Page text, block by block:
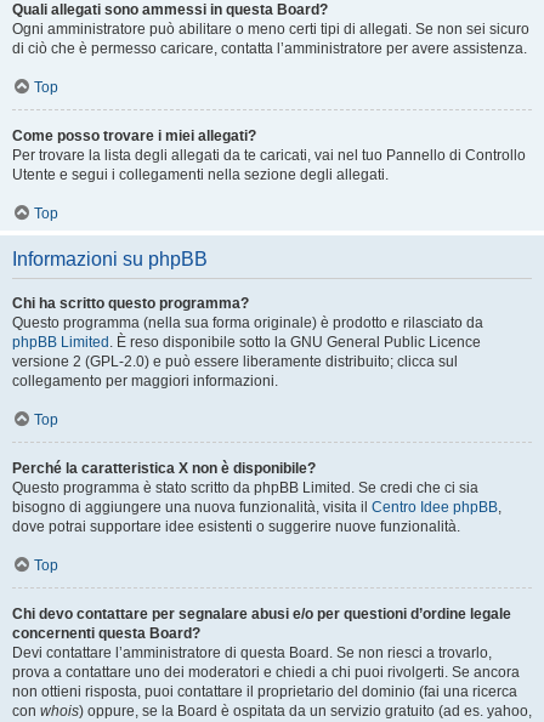
Quali allegati sono ammessi in questa Board?
Ogni amministratore può abilitare o meno certi tipi di allegati. Se non sei sicuro
di ciò che è permesso caricare, contatta l’amministratore per avere assistenza.
Top
Come posso trovare i miei allegati?
Per trovare la lista degli allegati da te caricati, vai nel tuo Pannello di Controllo
Utente e segui i collegamenti nella sezione degli allegati.
Top
Informazioni su phpBB
Chi ha scritto questo programma?
Questo programma (nella sua forma originale) è prodotto e rilasciato da
phpBB Limited . È reso disponibile sotto la GNU General Public Licence
versione 2 (GPL-2.0) e può essere liberamente distribuito; clicca sul
collegamento per maggiori informazioni.
Top
Perché la caratteristica X non è disponibile?
Questo programma è stato scritto da phpBB Limited. Se credi che ci sia
bisogno di aggiungere una nuova funzionalità, visita il Centro Idee phpBB,
dove potrai supportare idee esistenti o suggerire nuove funzionalità.
Top
Chi devo contattare per segnalare abusi e/o per questioni d’ordine legale
concernenti questa Board?
Devi contattare l’amministratore di questa Board. Se non riesci a trovarlo,
prova a contattare uno dei moderatori e chiedi a chi puoi rivolgerti. Se ancora
non ottieni risposta, puoi contattare il proprietario del dominio (fai una ricerca
con whois) oppure, se la Board è ospitata da un servizio gratuito (ad es. yahoo,